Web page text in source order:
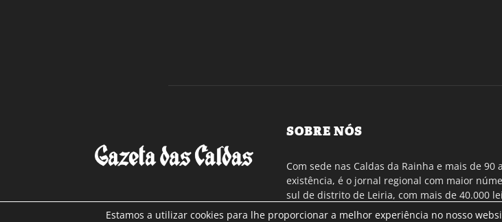
SOBRE NÓS
Com sede nas Caldas da Rainha e mais de 90
existência, é o jornal regional com maior
sul de distrito de Leiria, com mais de 40.000
a região Oeste. Jornal com distribuição em
Estamos a utilizar cookies para lhe proporcionar a melhor experiência no nosso